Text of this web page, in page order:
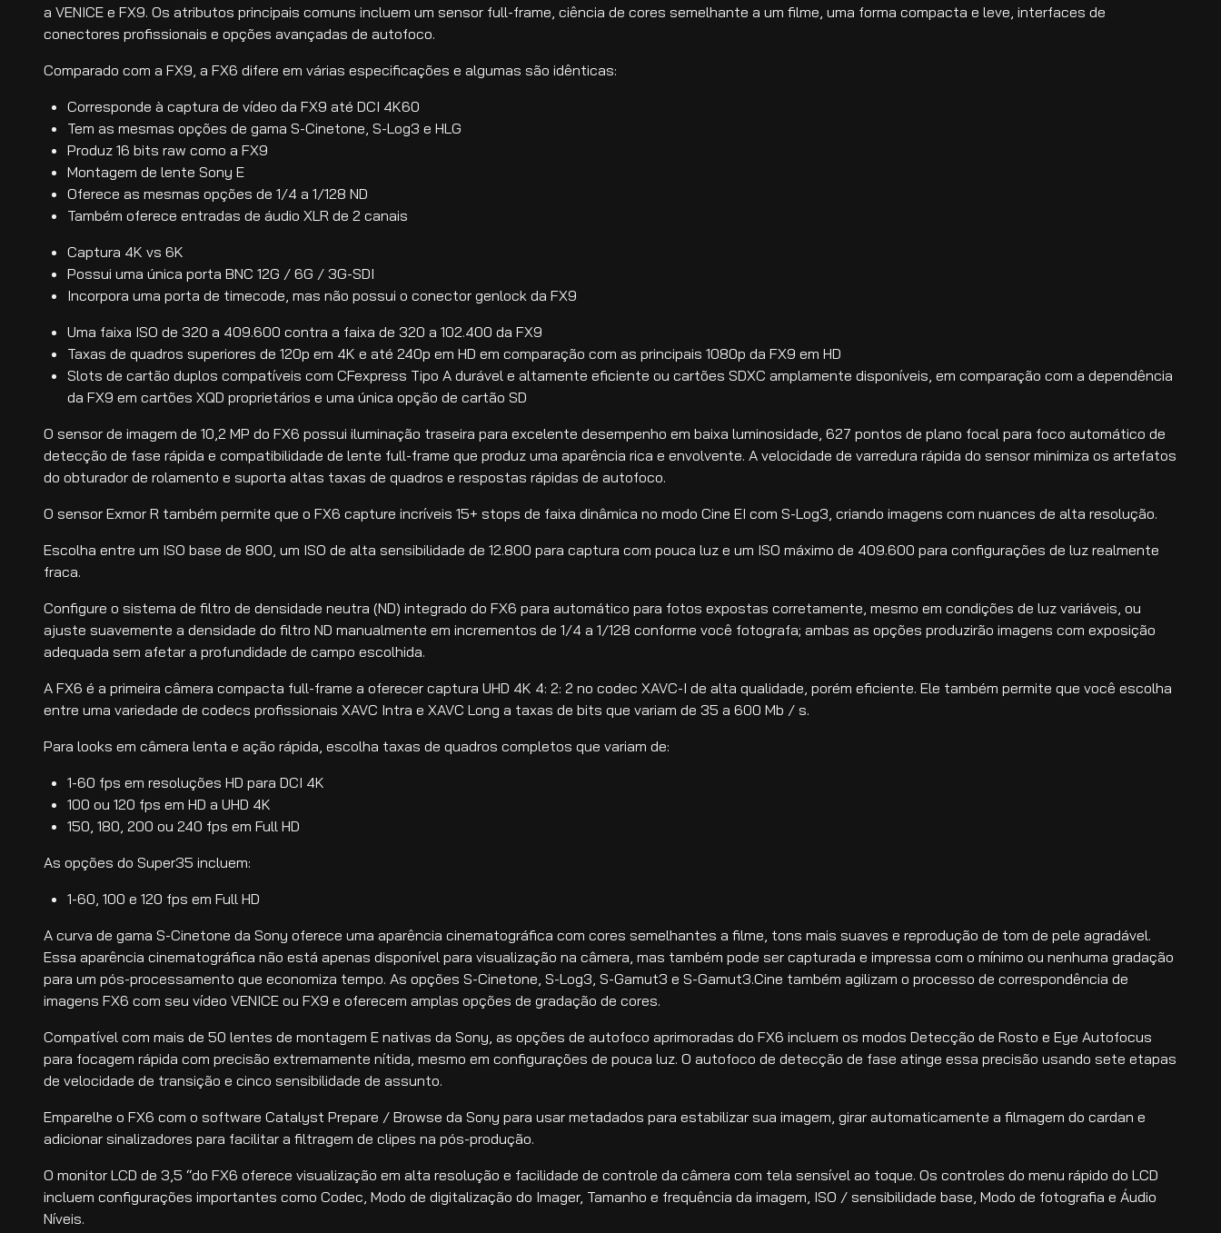
a VENICE e FX9. Os atributos principais comuns incluem um sensor full-frame, ciência de cores semelhante a um filme, uma forma compacta e leve, interfaces de
conectores profissionais e opções avançadas de autofoco.
Comparado com a FX9, a FX6 difere em várias especificações e algumas são idênticas:
Corresponde à captura de vídeo da FX9 até DCI 4K60
Tem as mesmas opções de gama S-Cinetone, S-Log3 e HLG
Produz 16 bits raw como a FX9
Montagem de lente Sony E
Oferece as mesmas opções de 1/4 a 1/128 ND
Também oferece entradas de áudio XLR de 2 canais
Captura 4K vs 6K
Possui uma única porta BNC 12G / 6G / 3G-SDI
Incorpora uma porta de timecode, mas não possui o conector genlock da FX9
Uma faixa ISO de 320 a 409.600 contra a faixa de 320 a 102.400 da FX9
Taxas de quadros superiores de 120p em 4K e até 240p em HD em comparação com as principais 1080p da FX9 em HD
Slots de cartão duplos compatíveis com CFexpress Tipo A durável e altamente eficiente ou cartões SDXC amplamente disponíveis, em comparação com a dependência
da FX9 em cartões XQD proprietários e uma única opção de cartão SD
O sensor de imagem de 10,2 MP do FX6 possui iluminação traseira para excelente desempenho em baixa luminosidade, 627 pontos de plano focal para foco automático de
detecção de fase rápida e compatibilidade de lente full-frame que produz uma aparência rica e envolvente. A velocidade de varredura rápida do sensor minimiza os artefatos
do obturador de rolamento e suporta altas taxas de quadros e respostas rápidas de autofoco.
O sensor Exmor R também permite que o FX6 capture incríveis 15+ stops de faixa dinâmica no modo Cine EI com S-Log3, criando imagens com nuances de alta resolução.
Escolha entre um ISO base de 800, um ISO de alta sensibilidade de 12.800 para captura com pouca luz e um ISO máximo de 409.600 para configurações de luz realmente
fraca.
Configure o sistema de filtro de densidade neutra (ND) integrado do FX6 para automático para fotos expostas corretamente, mesmo em condições de luz variáveis, ou
ajuste suavemente a densidade do filtro ND manualmente em incrementos de 1/4 a 1/128 conforme você fotografa; ambas as opções produzirão imagens com exposição
adequada sem afetar a profundidade de campo escolhida.
A FX6 é a primeira câmera compacta full-frame a oferecer captura UHD 4K 4: 2: 2 no codec XAVC-I de alta qualidade, porém eficiente. Ele também permite que você escolha
entre uma variedade de codecs profissionais XAVC Intra e XAVC Long a taxas de bits que variam de 35 a 600 Mb / s.
Para looks em câmera lenta e ação rápida, escolha taxas de quadros completos que variam de:
1-60 fps em resoluções HD para DCI 4K
100 ou 120 fps em HD a UHD 4K
150, 180, 200 ou 240 fps em Full HD
As opções do Super35 incluem:
1-60, 100 e 120 fps em Full HD
A curva de gama S-Cinetone da Sony oferece uma aparência cinematográfica com cores semelhantes a filme, tons mais suaves e reprodução de tom de pele agradável.
Essa aparência cinematográfica não está apenas disponível para visualização na câmera, mas também pode ser capturada e impressa com o mínimo ou nenhuma gradação
para um pós-processamento que economiza tempo. As opções S-Cinetone, S-Log3, S-Gamut3 e S-Gamut3.Cine também agilizam o processo de correspondência de
imagens FX6 com seu vídeo VENICE ou FX9 e oferecem amplas opções de gradação de cores.
Compatível com mais de 50 lentes de montagem E nativas da Sony, as opções de autofoco aprimoradas do FX6 incluem os modos Detecção de Rosto e Eye Autofocus
para focagem rápida com precisão extremamente nítida, mesmo em configurações de pouca luz. O autofoco de detecção de fase atinge essa precisão usando sete etapas
de velocidade de transição e cinco sensibilidade de assunto.
Emparelhe o FX6 com o software Catalyst Prepare / Browse da Sony para usar metadados para estabilizar sua imagem, girar automaticamente a filmagem do cardan e
adicionar sinalizadores para facilitar a filtragem de clipes na pós-produção.
O monitor LCD de 3,5 “do FX6 oferece visualização em alta resolução e facilidade de controle da câmera com tela sensível ao toque. Os controles do menu rápido do LCD
incluem configurações importantes como Codec, Modo de digitalização do Imager, Tamanho e frequência da imagem, ISO / sensibilidade base, Modo de fotografia e Áudio
Níveis.